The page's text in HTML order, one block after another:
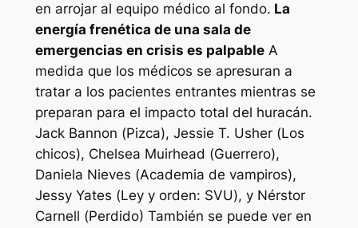
en arrojar al equipo médico al fondo. La
energía frenética de una sala de
emergencias en crisis es palpableA
medida que los médicos se apresuran a
tratar a los pacientes entrantes mientras se
preparan para el impacto total del huracán.
Jack Bannon (Pizca), Jessie T. Usher (Los
chicos), Chelsea Muirhead (Guerrero),
Daniela Nieves (Academia de vampiros),
Jessy Yates (Ley y orden: SVU), y Nérstor
Carnell (Perdido) También se puede ver en